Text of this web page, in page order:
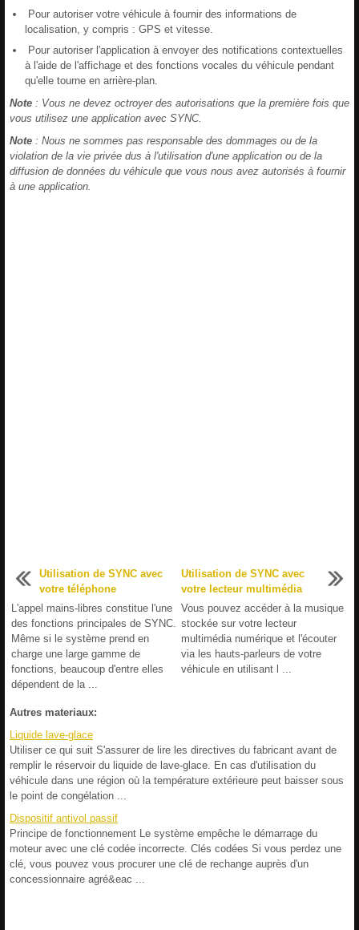
Pour autoriser votre véhicule à fournir des informations de
localisation, y compris : GPS et vitesse.
Pour autoriser l'application à envoyer des notifications contextuelles
à l'aide de l'affichage et des fonctions vocales du véhicule pendant
qu'elle tourne en arrière-plan.
Note : Vous ne devez octroyer des autorisations que la première fois que
vous utilisez une application avec SYNC.
Note : Nous ne sommes pas responsable des dommages ou de la
violation de la vie privée dus à l'utilisation d'une application ou de la
diffusion de données du véhicule que vous nous avez autorisés à fournir
à une application.
Utilisation de SYNC avec
votre téléphone
L'appel mains-libres constitue l'une
des fonctions principales de SYNC.
Même si le système prend en
charge une large gamme de
fonctions, beaucoup d'entre elles
dépendent de la ...
Utilisation de SYNC avec
votre lecteur multimédia
Vous pouvez accéder à la musique
stockée sur votre lecteur
multimédia numérique et l'écouter
via les hauts-parleurs de votre
véhicule en utilisant l ...
Autres materiaux:
Liquide lave-glace
Utiliser ce qui suit S'assurer de lire les directives du fabricant avant de
remplir le réservoir du liquide de lave-glace. En cas d'utilisation du
véhicule dans une région où la température extérieure peut baisser sous
le point de congélation ...
Dispositif antivol passif
Principe de fonctionnement Le système empêche le démarrage du
moteur avec une clé codée incorrecte. Clés codées Si vous perdez une
clé, vous pouvez vous procurer une clé de rechange auprès d'un
concessionnaire agré&eac ...